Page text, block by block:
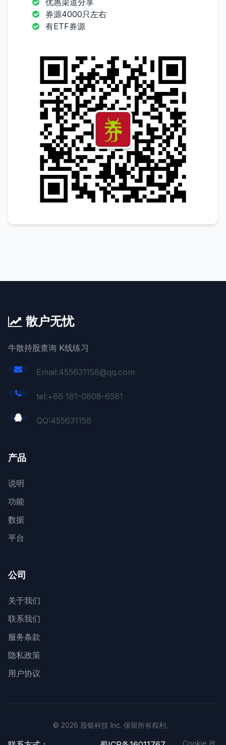
优惠渠道分享
券源4000只左右
有ETF券源
散户无忧
牛散持股查询 K线练习
Email:455631158@qq.com
tel:+86 181-0808-6581
QQ:455631158
产品
说明
功能
数据
平台
公司
关于我们
联系我们
服务条款
隐私政策
用户协议
© 2026 股银科技 Inc. 保留所有权利。
Cookie 政